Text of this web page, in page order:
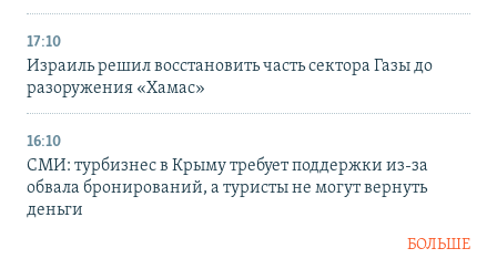
17:10
Израиль решил восстановить часть сектора Газы до
разоружения «Хамас»
16:10
СМИ: турбизнес в Крыму требует поддержки из-за
обвала бронирований, а туристы не могут вернуть
деньги
БОЛЬШЕ